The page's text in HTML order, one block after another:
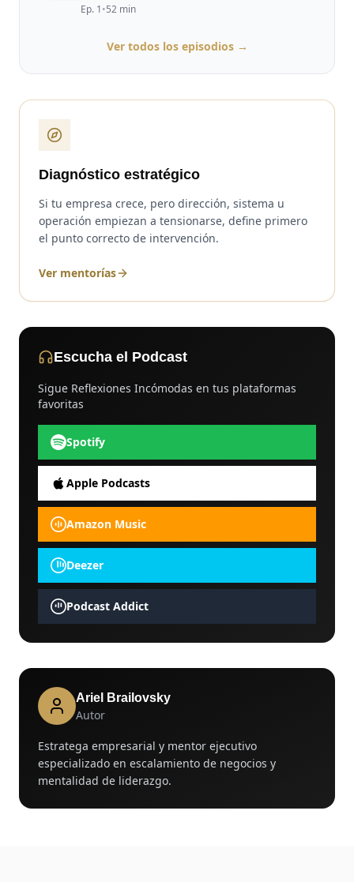
Ep. 1•52 min
Ver todos los episodios →
Diagnóstico estratégico
Si tu empresa crece, pero dirección, sistema u
operación empiezan a tensionarse, define primero
el punto correcto de intervención.
Ver mentorías
Escucha el Podcast
Sigue Reflexiones Incómodas en tus plataformas
favoritas
Spotify
Apple Podcasts
Amazon Music
Deezer
Podcast Addict
Ariel Brailovsky
Autor
Estratega empresarial y mentor ejecutivo
especializado en escalamiento de negocios y
mentalidad de liderazgo.